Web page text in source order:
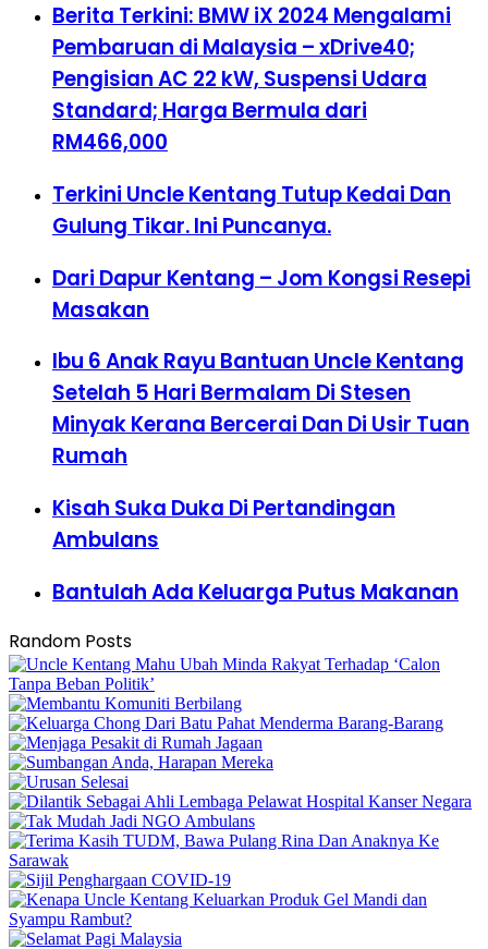
Berita Terkini: BMW iX 2024 Mengalami
Pembaruan di Malaysia – xDrive40;
Pengisian AC 22 kW, Suspensi Udara
Standard; Harga Bermula dari
RM466,000
Terkini Uncle Kentang Tutup Kedai Dan
Gulung Tikar. Ini Puncanya.
Dari Dapur Kentang – Jom Kongsi Resepi
Masakan
Ibu 6 Anak Rayu Bantuan Uncle Kentang
Setelah 5 Hari Bermalam Di Stesen
Minyak Kerana Bercerai Dan Di Usir Tuan
Rumah
Kisah Suka Duka Di Pertandingan
Ambulans
Bantulah Ada Keluarga Putus Makanan
Random Posts